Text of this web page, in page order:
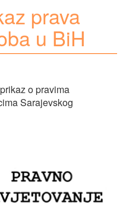
prava
u BiH
o pravima
Sarajevskog